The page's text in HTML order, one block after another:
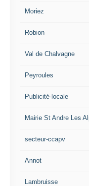
Moriez
Robion
Val de Chalvagne
Peyroules
Publicité-locale
Mairie St Andre Les
secteur-ccapv
Annot
Lambruisse